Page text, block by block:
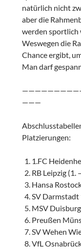
natürlich nicht
aber die
werden sportlich
Weswegen die
Chance ergibt,
Man darf
———
Platzierungen:
1.FC
RB Leipzig (1.
Hansa
SV Darmstadt
MSV Duisburg
Preußen
SV Wehen
VfL